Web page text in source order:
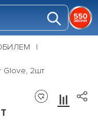
Glove, 2шт